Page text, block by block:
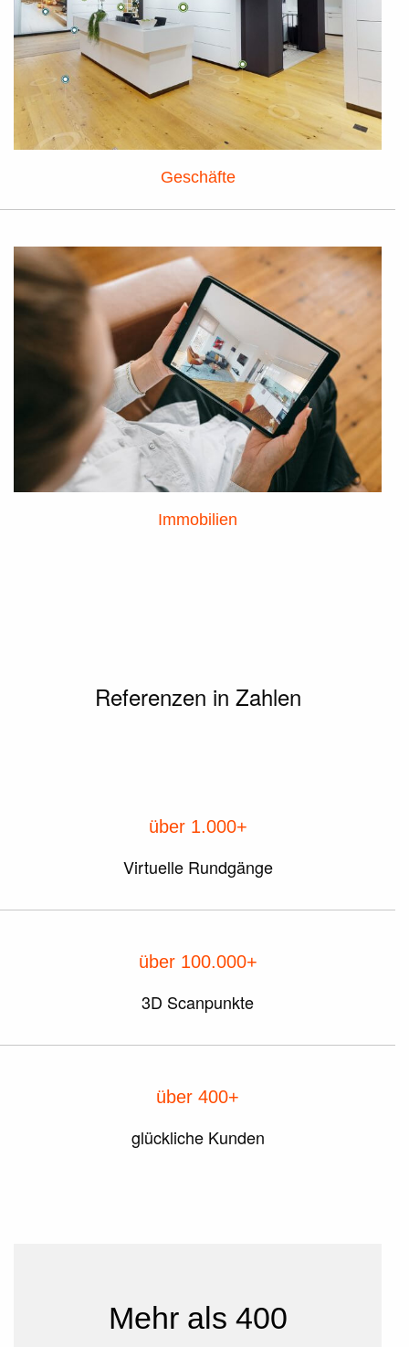
Geschäfte
Immobilien
Referenzen in Zahlen
über 1.000+
Virtuelle Rundgänge
über 100.000+
3D Scanpunkte
über 400+
glückliche Kunden
Mehr als 400